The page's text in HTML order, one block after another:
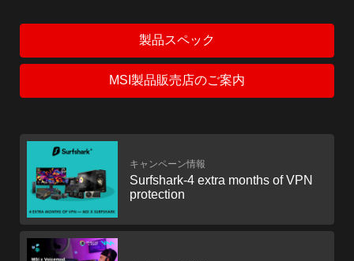
製品スペック
MSI製品販売店のご案内
キャンペーン情報
Surfshark-4 extra months of VPN
protection